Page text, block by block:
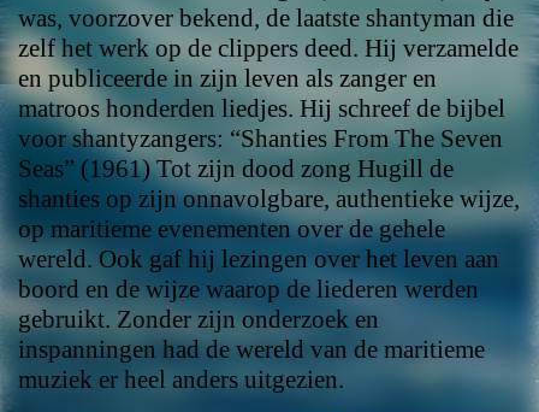
was, voorzover bekend, de laatste shantyman die
zelf het werk op de clippers deed. Hij verzamelde
en publiceerde in zijn leven als zanger en
matroos honderden liedjes. Hij schreef de bijbel
voor shantyzangers: “Shanties From The Seven
Seas” (1961) Tot zijn dood zong Hugill de
shanties op zijn onnavolgbare, authentieke wijze,
op maritieme evenementen over de gehele
wereld. Ook gaf hij lezingen over het leven aan
boord en de wijze waarop de liederen werden
gebruikt. Zonder zijn onderzoek en
inspanningen had de wereld van de maritieme
muziek er heel anders uitgezien.